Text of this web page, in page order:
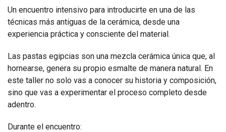
Un encuentro intensivo para introducirte en una de las
técnicas más antiguas de la cerámica, desde una
experiencia práctica y consciente del material.
Las pastas egipcias son una mezcla cerámica única que, al
hornearse, genera su propio esmalte de manera natural. En
este taller no solo vas a conocer su historia y composición,
sino que vas a experimentar el proceso completo desde
adentro.
Durante el encuentro: